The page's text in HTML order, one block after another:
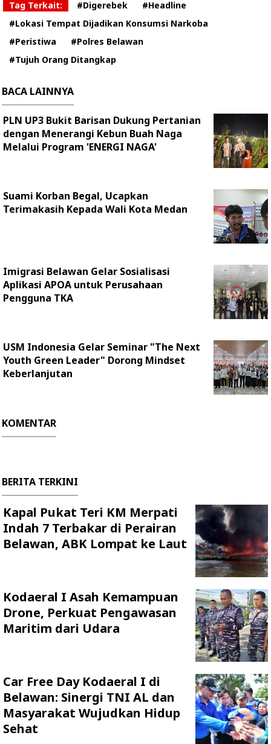
Tag Terkait: #Digerebek
#Headline
#Lokasi Tempat Dijadikan Konsumsi Narkoba
#Peristiwa
#Polres Belawan
#Tujuh Orang Ditangkap
BACA LAINNYA
PLN UP3 Bukit Barisan Dukung Pertanian
dengan Menerangi Kebun Buah Naga
Melalui Program 'ENERGI NAGA'
Suami Korban Begal, Ucapkan
Terimakasih Kepada Wali Kota Medan
Imigrasi Belawan Gelar Sosialisasi
Aplikasi APOA untuk Perusahaan
Pengguna TKA
USM Indonesia Gelar Seminar "The Next
Youth Green Leader" Dorong Mindset
Keberlanjutan
KOMENTAR
BERITA TERKINI
Kapal Pukat Teri KM Merpati
Indah 7 Terbakar di Perairan
Belawan, ABK Lompat ke Laut
Kodaeral I Asah Kemampuan
Drone, Perkuat Pengawasan
Maritim dari Udara
Car Free Day Kodaeral I di
Belawan: Sinergi TNI AL dan
Masyarakat Wujudkan Hidup
Sehat